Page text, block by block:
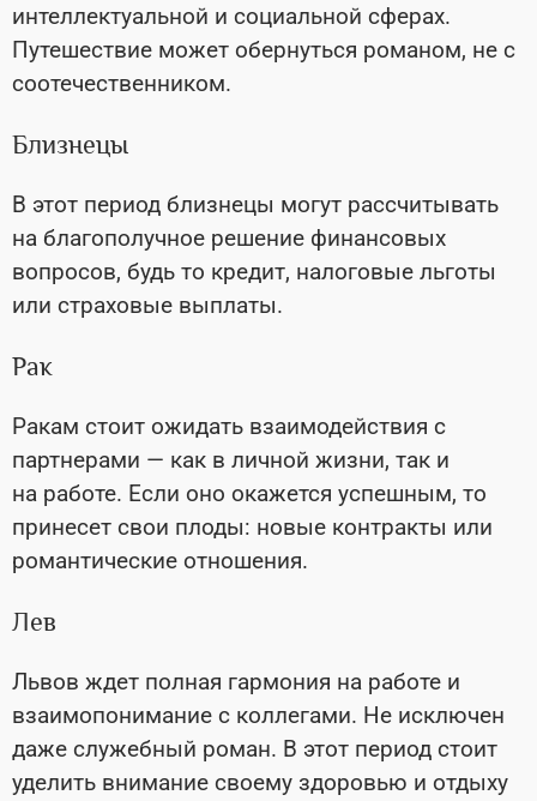
интеллектуальной и социальной сферах.
Путешествие может обернуться романом, не с
соотечественником.
Близнецы
В этот период близнецы могут рассчитывать
на благополучное решение финансовых
вопросов, будь то кредит, налоговые льготы
или страховые выплаты.
Рак
Ракам стоит ожидать взаимодействия с
партнерами — как в личной жизни, так и
на работе. Если оно окажется успешным, то
принесет свои плоды: новые контракты или
романтические отношения.
Лев
Львов ждет полная гармония на работе и
взаимопонимание с коллегами. Не исключен
даже служебный роман. В этот период стоит
уделить внимание своему здоровью и отдыху